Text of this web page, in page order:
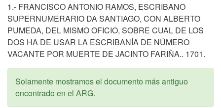
1.- FRANCISCO ANTONIO RAMOS, ESCRIBANO
SUPERNUMERARIO DA SANTIAGO, CON ALBERTO
PUMEDA, DEL MISMO OFICIO, SOBRE CUAL DE LOS
DOS HA DE USAR LA ESCRIBANÍA DE NÚMERO
VACANTE POR MUERTE DE JACINTO FARIÑA.. 1701.
Solamente mostramos el documento más antiguo
encontrado en el ARG.